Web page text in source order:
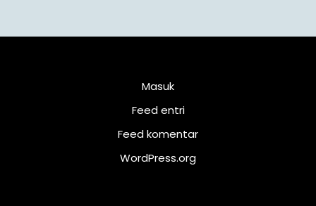
Masuk
Feed entri
Feed komentar
WordPress.org